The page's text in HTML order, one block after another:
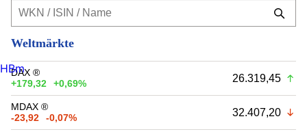
Weltmärkte
DAX ®
+179,32
+0,69% 26.319,45
MDAX ®
-23,92
-0,07% 32.407,20
HBm